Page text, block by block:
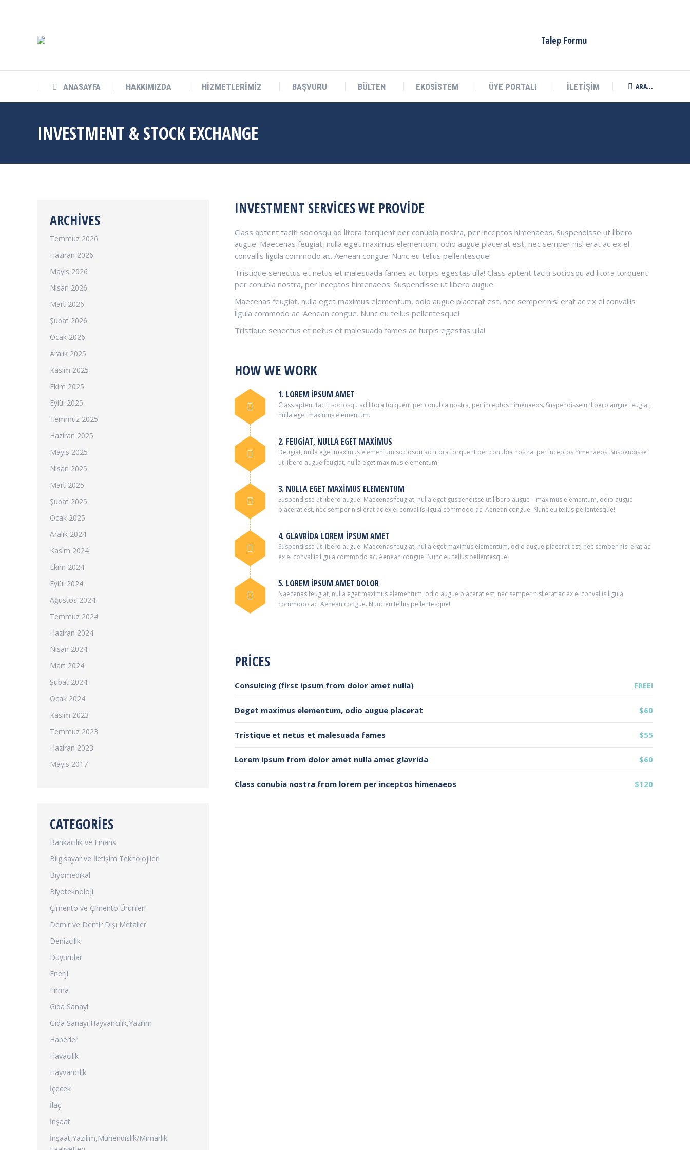
Talep Formu
ANASAYFA HAKKIMIZDA HİZMETLERİMİZ BAŞVURU BÜLTEN EKOSİSTEM ÜYE PORTALI İLETİŞİM Search:
ARA...
INVESTMENT & STOCK EXCHANGE
INVESTMENT SERVICES WE PROVIDE
Class aptent taciti sociosqu ad litora torquent per conubia nostra, per inceptos himenaeos. Suspendisse ut libero
augue. Maecenas feugiat, nulla eget maximus elementum, odio augue placerat est, nec semper nisl erat ac ex el
convallis ligula commodo ac. Aenean congue. Nunc eu tellus pellentesque!
Tristique senectus et netus et malesuada fames ac turpis egestas ulla! Class aptent taciti sociosqu ad litora torquent
per conubia nostra, per inceptos himenaeos. Suspendisse ut libero augue.
Maecenas feugiat, nulla eget maximus elementum, odio augue placerat est, nec semper nisl erat ac ex el convallis
ligula commodo ac. Aenean congue. Nunc eu tellus pellentesque!
Tristique senectus et netus et malesuada fames ac turpis egestas ulla!
HOW WE WORK
1. LOREM IPSUM AMET
Class aptent taciti sociosqu ad litora torquent per conubia nostra, per inceptos himenaeos. Suspendisse ut libero augue feugiat,
nulla eget maximus elementum.
2. FEUGIAT, NULLA EGET MAXIMUS
Deugiat, nulla eget maximus elementum sociosqu ad litora torquent per conubia nostra, per inceptos himenaeos. Suspendisse
ut libero augue feugiat, nulla eget maximus elementum.
3. NULLA EGET MAXIMUS ELEMENTUM
Suspendisse ut libero augue. Maecenas feugiat, nulla eget guspendisse ut libero augue – maximus elementum, odio augue
placerat est, nec semper nisl erat ac ex el convallis ligula commodo ac. Aenean congue. Nunc eu tellus pellentesque!
4. GLAVRIDA LOREM IPSUM AMET
Suspendisse ut libero augue. Maecenas feugiat, nulla eget maximus elementum, odio augue placerat est, nec semper nisl erat ac
ex el convallis ligula commodo ac. Aenean congue. Nunc eu tellus pellentesque!
5. LOREM IPSUM AMET DOLOR
Naecenas feugiat, nulla eget maximus elementum, odio augue placerat est, nec semper nisl erat ac ex el convallis ligula
commodo ac. Aenean congue. Nunc eu tellus pellentesque!
PRICES
Consulting (first ipsum from dolor amet nulla) FREE!
Deget maximus elementum, odio augue placerat $60
Tristique et netus et malesuada fames $55
Lorem ipsum from dolor amet nulla amet glavrida $60
Class conubia nostra from lorem per inceptos himenaeos $120
ARCHIVES
Temmuz 2026
Haziran 2026
Mayıs 2026
Nisan 2026
Mart 2026
Şubat 2026
Ocak 2026
Aralık 2025
Kasım 2025
Ekim 2025
Eylül 2025
Temmuz 2025
Haziran 2025
Mayıs 2025
Nisan 2025
Mart 2025
Şubat 2025
Ocak 2025
Aralık 2024
Kasım 2024
Ekim 2024
Eylül 2024
Ağustos 2024
Temmuz 2024
Haziran 2024
Nisan 2024
Mart 2024
Şubat 2024
Ocak 2024
Kasım 2023
Temmuz 2023
Haziran 2023
Mayıs 2017
CATEGORIES
Bankacılık ve Finans
Bilgisayar ve İletişim Teknolojileri
Biyomedikal
Biyoteknoloji
Çimento ve Çimento Ürünleri
Demir ve Demir Dışı Metaller
Denizcilik
Duyurular
Enerji
Firma
Gıda Sanayi
Gıda Sanayi,Hayvancılık,Yazılım
Haberler
Havacılık
Hayvancılık
İçecek
İlaç
İnşaat
İnşaat,Yazılım,Mühendislik/Mimarlık